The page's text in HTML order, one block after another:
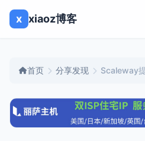
x xiaoz博客
首页 分享发现 Scaleway